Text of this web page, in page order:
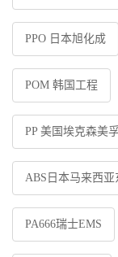
PPO 日本旭化成
POM 韩国工程
PP 美国埃克森美
ABS日本马来西亚
PA666瑞士EMS